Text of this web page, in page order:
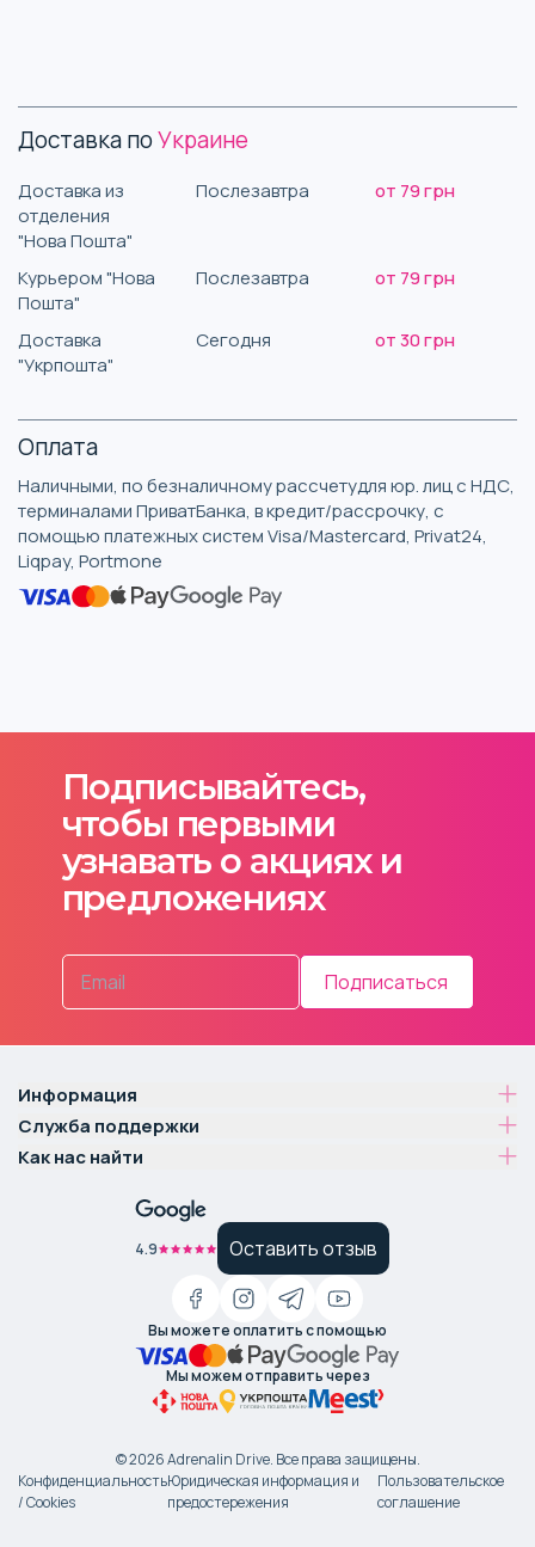
Доставка поУкраине
Доставка из
отделения
"Нова Пошта"
Послезавтра от 79 грн
Курьером "Нова
Пошта"
Послезавтра от 79 грн
Доставка
"Укрпошта"
Сегодня от 30 грн
Оплата
Наличными, по безналичному рассчетудля юр. лиц с НДС,
терминалами ПриватБанка, в кредит/рассрочку, с
помощью платежных систем Visa/Mastercard, Privat24,
Liqpay, Portmone
Подписывайтесь,
чтобы первыми
узнавать о акциях и
предложениях
Подписаться
Информация
Служба поддержки
Как нас найти
4.9 Оставить отзыв
Вы можете оплатить с помощью
Мы можем отправить через
©2026Adrenalin Drive. Все права защищены.
Конфиденциальность
/ Cookies
Юридическая информация и
предостережения
Пользовательское
соглашение